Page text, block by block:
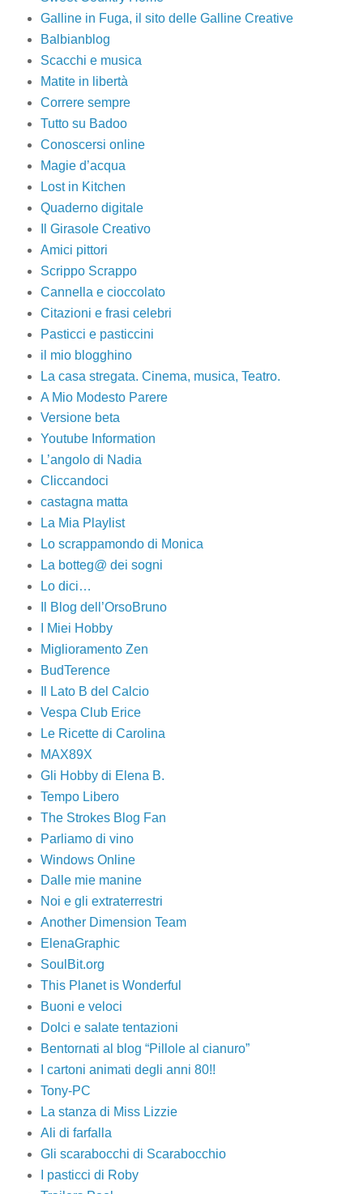
Galline in Fuga, il sito delle Galline Creative
Balbianblog
Scacchi e musica
Matite in libertà
Correre sempre
Tutto su Badoo
Conoscersi online
Magie d’acqua
Lost in Kitchen
Quaderno digitale
Il Girasole Creativo
Amici pittori
Scrippo Scrappo
Cannella e cioccolato
Citazioni e frasi celebri
Pasticci e pasticcini
il mio blogghino
La casa stregata. Cinema, musica, Teatro.
A Mio Modesto Parere
Versione beta
Youtube Information
L’angolo di Nadia
Cliccandoci
castagna matta
La Mia Playlist
Lo scrappamondo di Monica
La botteg@ dei sogni
Lo dici…
Il Blog dell’OrsoBruno
I Miei Hobby
Miglioramento Zen
BudTerence
Il Lato B del Calcio
Vespa Club Erice
Le Ricette di Carolina
MAX89X
Gli Hobby di Elena B.
Tempo Libero
The Strokes Blog Fan
Parliamo di vino
Windows Online
Dalle mie manine
Noi e gli extraterrestri
Another Dimension Team
ElenaGraphic
SoulBit.org
This Planet is Wonderful
Buoni e veloci
Dolci e salate tentazioni
Bentornati al blog “Pillole al cianuro”
I cartoni animati degli anni 80!!
Tony-PC
La stanza di Miss Lizzie
Ali di farfalla
Gli scarabocchi di Scarabocchio
I pasticci di Roby